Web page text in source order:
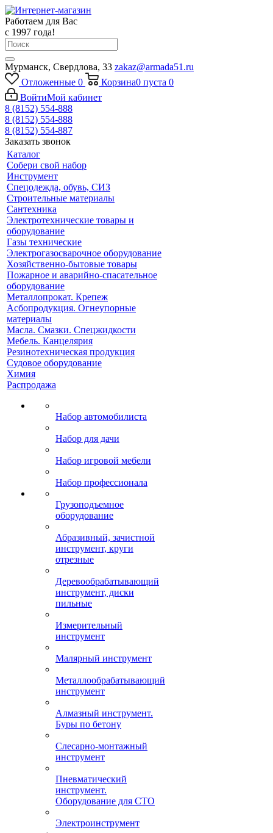
Работаем для Вас
с 1997 года!
Мурманск, Свердлова, 33 zakaz@armada51.ru
Отложенные 0 Корзина0 пуста 0
ВойтиМой кабинет
8 (8152) 554-888
8 (8152) 554-888
8 (8152) 554-887
Заказать звонок
Каталог
Собери свой набор
Инструмент
Спецодежда, обувь, СИЗ
Строительные материалы
Сантехника
Электротехнические товары и
оборудование
Газы технические
Электрогазосварочное оборудование
Хозяйственно-бытовые товары
Пожарное и аварийно-спасательное
оборудование
Металлопрокат. Крепеж
Асбопродукция. Огнеупорные
материалы
Масла. Смазки. Спецжидкости
Мебель. Канцелярия
Резинотехническая продукция
Судовое оборудование
Химия
Распродажа
Набор автомобилиста
Набор для дачи
Набор игровой мебели
Набор профессионала
Грузоподъемное
оборудование
Абразивный, зачистной
инструмент, круги
отрезные
Деревообрабатывающий
инструмент, диски
пильные
Измерительный
инструмент
Малярный инструмент
Металлообрабатывающий
инструмент
Алмазный инструмент.
Буры по бетону
Слесарно-монтажный
инструмент
Пневматический
инструмент.
Оборудование для СТО
Электроинструмент